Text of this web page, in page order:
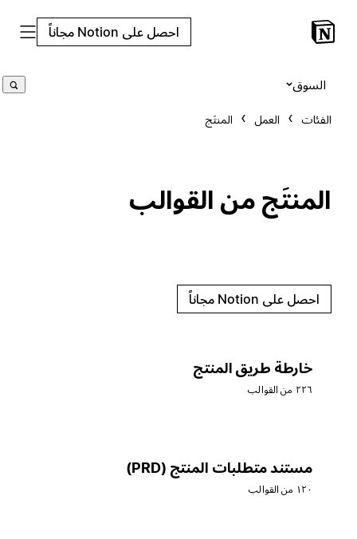
احصل على Notion مجاناً
السوق
الفئات العمل المنتَج
المنتَج من القوالب
احصل على Notion مجاناً
خارطة طريق المنتج
٢٢٦ من القوالب
مستند متطلبات المنتج (PRD)
١٢٠ من القوالب